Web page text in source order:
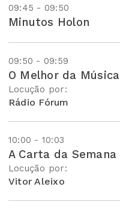
09:45 - 09:50
Minutos Holon
09:50 - 09:59
O Melhor da Música
Locução por:
Rádio Fórum
10:00 - 10:03
A Carta da Semana
Locução por:
Vitor Aleixo